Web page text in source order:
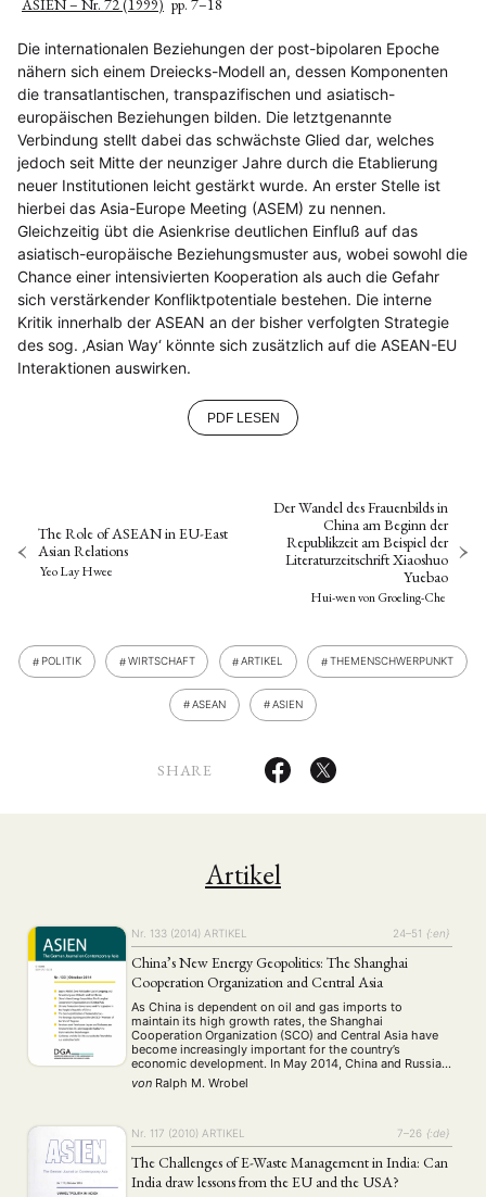
ASIEN – Nr. 72 (1999) pp. 7–18
Die internationalen Beziehungen der post-bipolaren Epoche
nähern sich einem Dreiecks-Modell an, dessen Komponenten
die transatlantischen, transpazifischen und asiatisch-
europäischen Beziehungen bilden. Die letztgenannte
Verbindung stellt dabei das schwächste Glied dar, welches
jedoch seit Mitte der neunziger Jahre durch die Etablierung
neuer Institutionen leicht gestärkt wurde. An erster Stelle ist
hierbei das Asia-Europe Meeting (ASEM) zu nennen.
Gleichzeitig übt die Asienkrise deutlichen Einfluß auf das
asiatisch-europäische Beziehungsmuster aus, wobei sowohl die
Chance einer intensivierten Kooperation als auch die Gefahr
sich verstärkender Konfliktpotentiale bestehen. Die interne
Kritik innerhalb der ASEAN an der bisher verfolgten Strategie
des sog. ‚Asian Way‘ könnte sich zusätzlich auf die ASEAN-EU
Interaktionen auswirken.
PDF LESEN
The Role of ASEAN in EU-East
Asian Relations
Yeo Lay Hwee
Der Wandel des Frauenbilds in
China am Beginn der
Republikzeit am Beispiel der
Literaturzeitschrift Xiaoshuo
Yuebao
Hui-wen von Groeling-Che
POLITIK WIRTSCHAFT ARTIKEL THEMENSCHWERPUNKT
ASEAN ASIEN
SHARE
Artikel
Nr. 133 (2014) ARTIKEL 24–51 {:en}
China’s New Energy Geopolitics: The Shanghai
Cooperation Organization and Central Asia
As China is dependent on oil and gas imports to
maintain its high growth rates, the Shanghai
Cooperation Organization (SCO) and Central Asia have
become increasingly important for the country’s
economic development. In May 2014, China and Russia
signed a new gas deal, for example, and in recent years
China has been able to improve …
von Ralph M. Wrobel
Nr. 117 (2010) ARTIKEL 7–26 {:de}
The Challenges of E-Waste Management in India: Can
India draw lessons from the EU and the USA?